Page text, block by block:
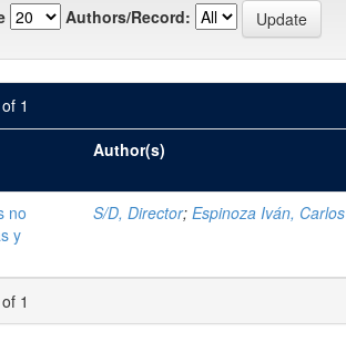
Authors/Record:
1
Author(s)
no
y
S/D, Director; Espinoza Iván, Carlos
1